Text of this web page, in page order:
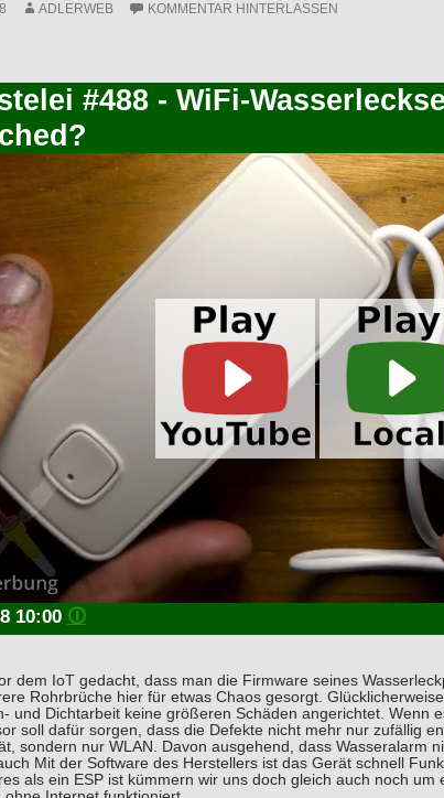
ADLERWEB KOMMENTAR HINTERLASSEN
#488 - WiFi-
10:00 🛈
dem IoT gedacht, dass man die Firmware seines
Rohrbrüche hier für etwas Chaos gesorgt.
und Dichtarbeit keine größeren Schäden angerichtet. Wenn
soll dafür sorgen, dass die Defekte nicht mehr nur zufällig
sondern nur WLAN. Davon ausgehend, dass Wasseralarm
Mit der Software des Herstellers ist das Gerät schnell
als ein ESP ist kümmern wir uns doch gleich auch noch